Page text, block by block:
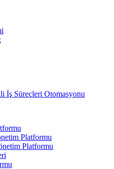
İş Süreçleri Otomasyonu
Platformu
Platformu